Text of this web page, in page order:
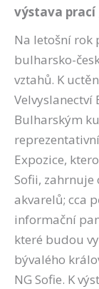
výstava
Na letošní rok
bulharsko-
vztahů. K
Velvyslanectví
Bulharským
Expozice,
Sofii, zahrnuje
akvarelů; cca
informační
které budou
bývalého
NG Sofie. K